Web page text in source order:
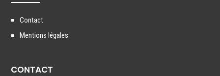
Contact
Mentions légales
CONTACT